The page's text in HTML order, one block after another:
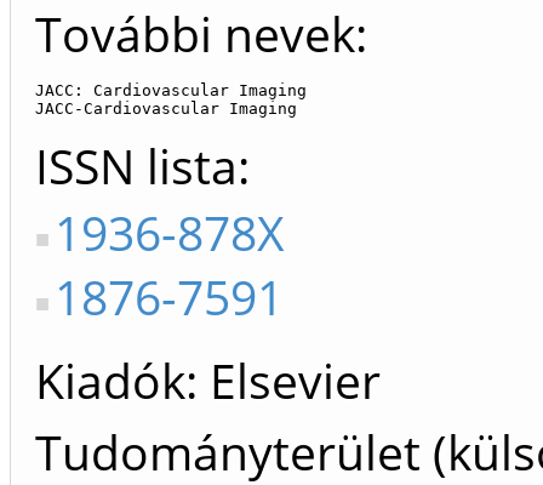
További nevek:
JACC: Cardiovascular Imaging
JACC-Cardiovascular Imaging
ISSN lista
1936-878X
1876-7591
Kiadók Elsevier
Tudományterület